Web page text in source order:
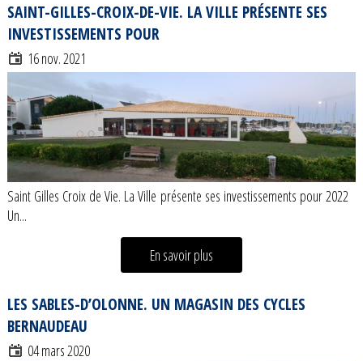
SAINT-GILLES-CROIX-DE-VIE. LA VILLE PRÉSENTE SES
INVESTISSEMENTS POUR
16 nov. 2021
Saint Gilles Croix de Vie. La Ville présente ses investissements pour 2022
Un...
En savoir plus
LES SABLES-D’OLONNE. UN MAGASIN DES CYCLES
BERNAUDEAU
04 mars 2020